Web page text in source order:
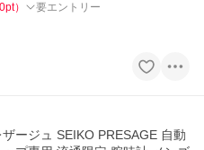
pt） 要エントリー
ージュ SEIKO PRESAGE 自動